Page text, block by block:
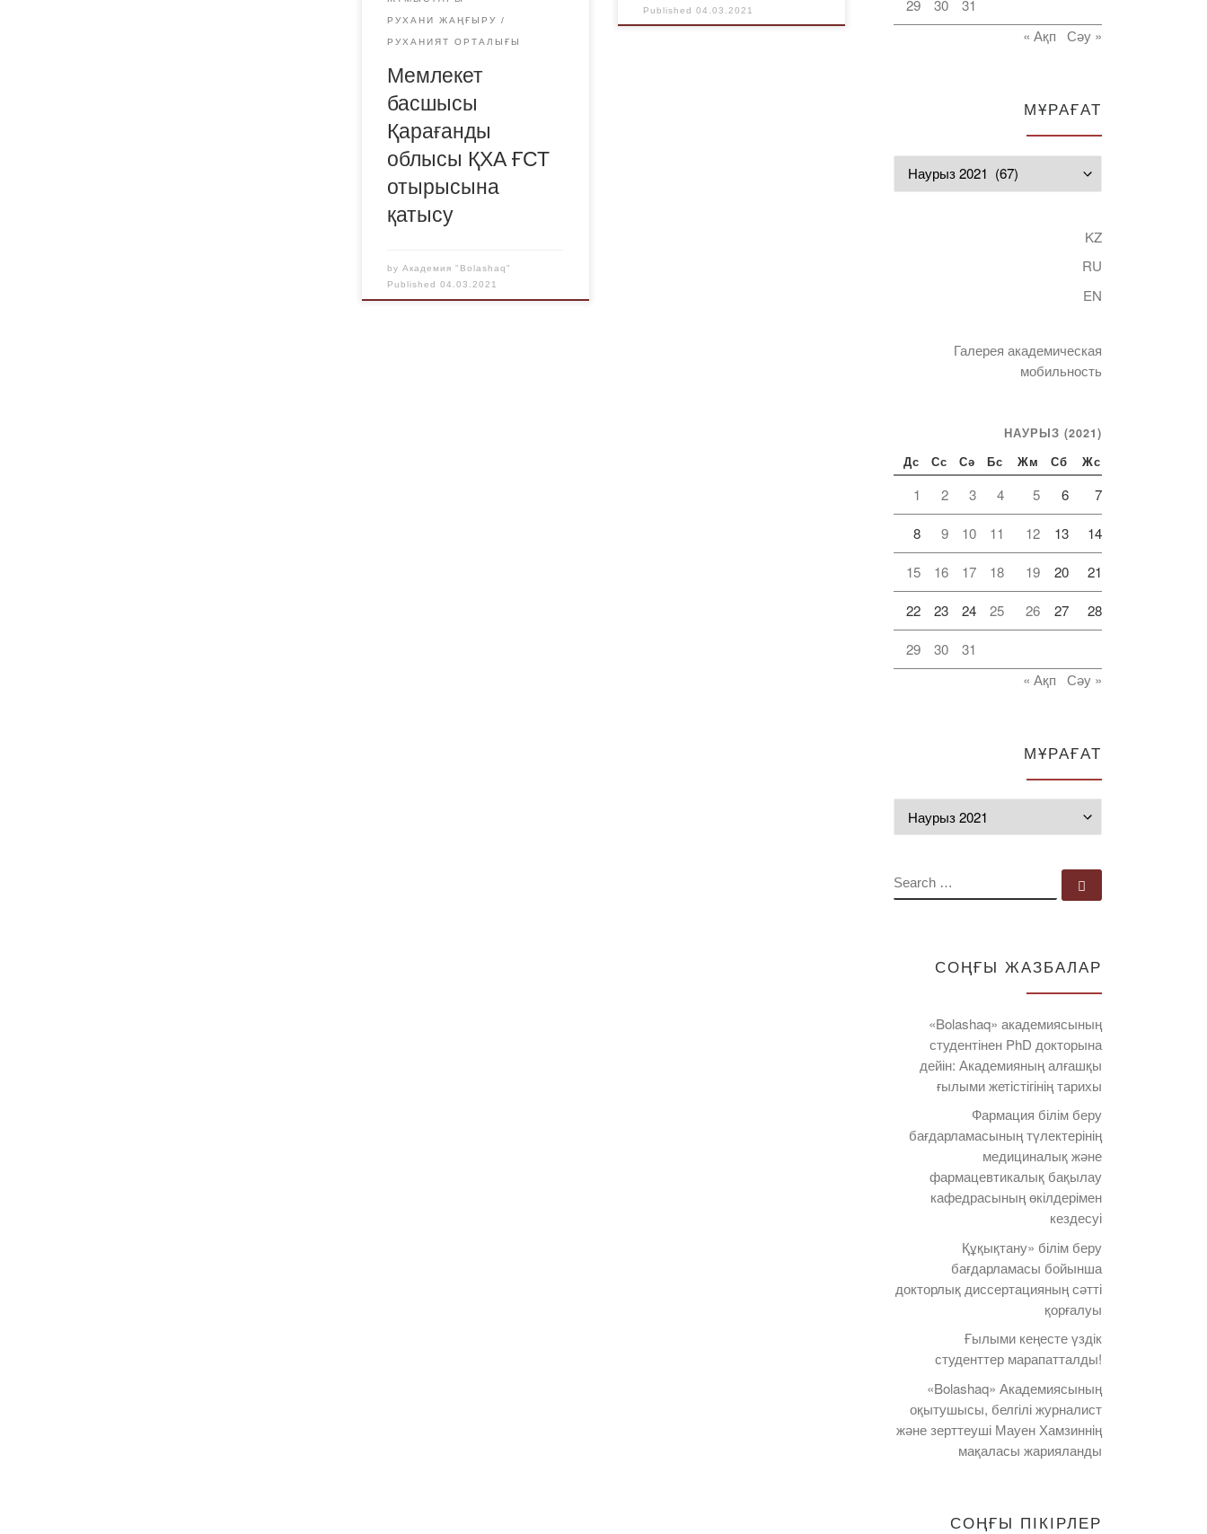
РУХАНИ ЖАҢҒЫРУ
РУХАНИЯТ ОРТАЛЫҒЫ
Мемлекет
басшысы
Қарағанды
облысы ҚХА ҒСТ
отырысына
қатысу
byАкадемия "Bolashaq"
Published04.03.2021
Published04.03.2021 29 30
31
« Ақп
Сәу »
МҰРАҒАТ
KZ
RU
EN
Галерея академическая
мобильность
НАУРЫЗ (2021)
Дс Сс Сә Бс Жм Сб Жс
1 2 3 4 5 6 7
8 9 10 11 12 13 14
15 16 17 18 19 20 21
22 23 24 25 26 27 28
29 30
31
« Ақп
Сәу »
МҰРАҒАТ
SEARCH
СОҢҒЫ ЖАЗБАЛАР
«Bolashaq» академиясының
студентінен PhD докторына
дейін: Академияның алғашқы
ғылыми жетістігінің тарихы
Фармация білім беру
бағдарламасының түлектерінің
медициналық және
фармацевтикалық бақылау
кафедрасының өкілдерімен
кездесуі
Құқықтану» білім беру
бағдарламасы бойынша
докторлық диссертацияның сәтті
қорғалуы
Ғылыми кеңесте үздік
студенттер марапатталды!
«Bolashaq» Академиясының
оқытушысы, белгілі журналист
және зерттеуші Мауен Хамзиннің
мақаласы жарияланды
СОҢҒЫ ПІКІРЛЕР